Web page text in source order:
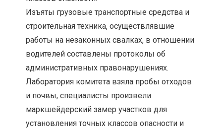
Изъяты грузовые транспортные средства и
строительная техника, осуществлявшие
работы на незаконных свалках, в отношении
водителей составлены протоколы об
административных правонарушениях.
Лаборатория комитета взяла пробы отходов
и почвы, специалисты произвели
маркшейдерский замер участков для
установления точных классов опасности и